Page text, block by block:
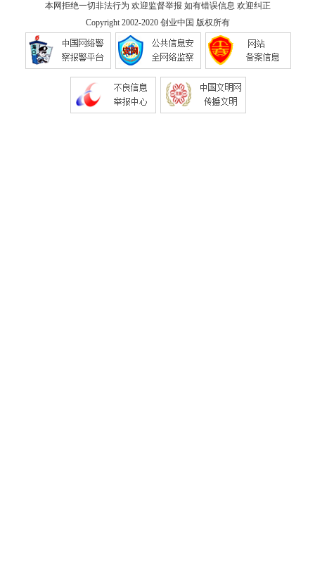
本网拒绝一切非法行为 欢迎监督举报 如有错误信息 欢迎纠正
Copyright 2002-2020 创业中国 版权所有